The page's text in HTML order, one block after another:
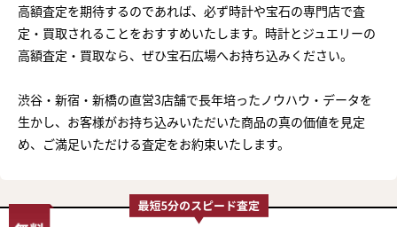
高額査定を期待するのであれば、必ず時計や宝石の専門店で査
定・買取されることをおすすめいたします。時計とジュエリーの
高額査定・買取なら、ぜひ宝石広場へお持ち込みください。
渋谷・新宿・新橋の直営3店舗で長年培ったノウハウ・データを
生かし、お客様がお持ち込みいただいた商品の真の価値を見定
め、ご満足いただける査定をお約束いたします。